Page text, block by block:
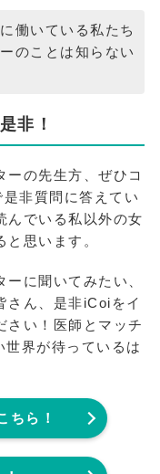
働いている私たち
のことは知らない
非！
ーの先生方、ぜひコ
非質問に答えてい
んでいる私以外の女
思います。
に聞いてみたい、
さん、是非iCoiをイ
さい！医師とマッチ
界が待っているは
ちら！